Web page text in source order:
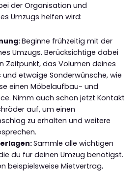
der Organisation und
Umzugs helfen wird:
Beginne frühzeitig mit der
Umzugs. Berücksichtige dabei
Zeitpunkt, das Volumen deines
und etwaige Sonderwünsche, wie
einen Möbelaufbau- und
Nimm auch schon jetzt Kontakt
auf, um einen
zu erhalten und weitere
Sammle alle wichtigen
du für deinen Umzug benötigst.
beispielsweise Mietvertrag,